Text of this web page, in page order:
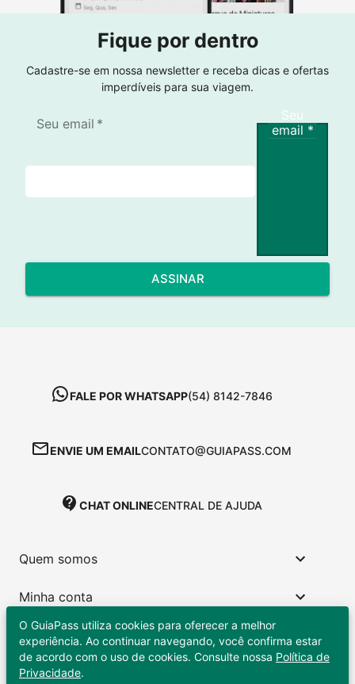
Fique por dentro
Cadastre-se em nossa newsletter e receba dicas e ofertas
imperdíveis para sua viagem.
Seu email *
Seu
email *
ASSINAR
FALE POR WHATSAPP(54) 8142-7846
ENVIE UM EMAILCONTATO@GUIAPASS.COM
CHAT ONLINECENTRAL DE AJUDA
Quem somos
Minha conta
Links úteis
O GuiaPass utiliza cookies para oferecer a melhor
experiência. Ao continuar navegando, você confirma estar
de acordo com o uso de cookies. Consulte nossa Política de
Privacidade.